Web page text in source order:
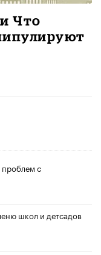
Что
проблем с
школ и детсадов